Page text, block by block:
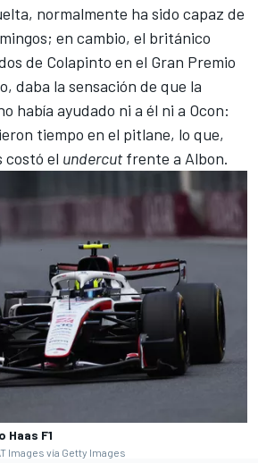
normalmente ha sido capaz de
en cambio, el británico
de Colapinto en el Gran Premio
daba la sensación de que la
había ayudado ni a él ni a Ocon:
tiempo en el pitlane, lo que,
costó el undercut frente a Albon.
Haas F1
Images vía Getty Images